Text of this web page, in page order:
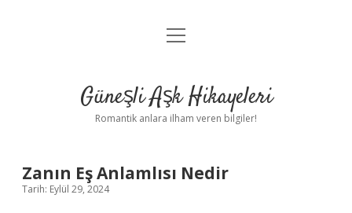
Anasayfa
Yasal Uyarı
menüyü
Güneşli Aşk Hikayeleri
Romantik anlara ilham veren bilgiler!
Zanın Eş Anlamlısı Nedir
Tarih: Eylül 29, 2024